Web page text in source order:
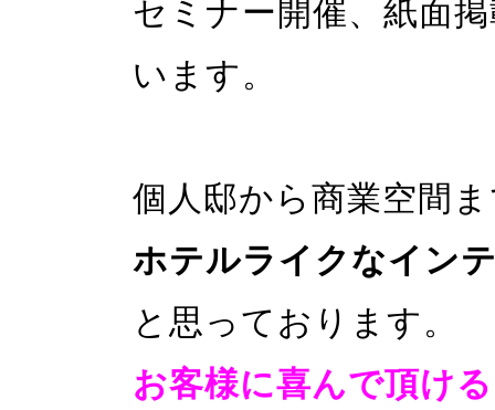
セミナー開催、紙面
います。
個人邸から商業空間
ホテルライクなイン
と思っております。
お客様に喜んで頂け